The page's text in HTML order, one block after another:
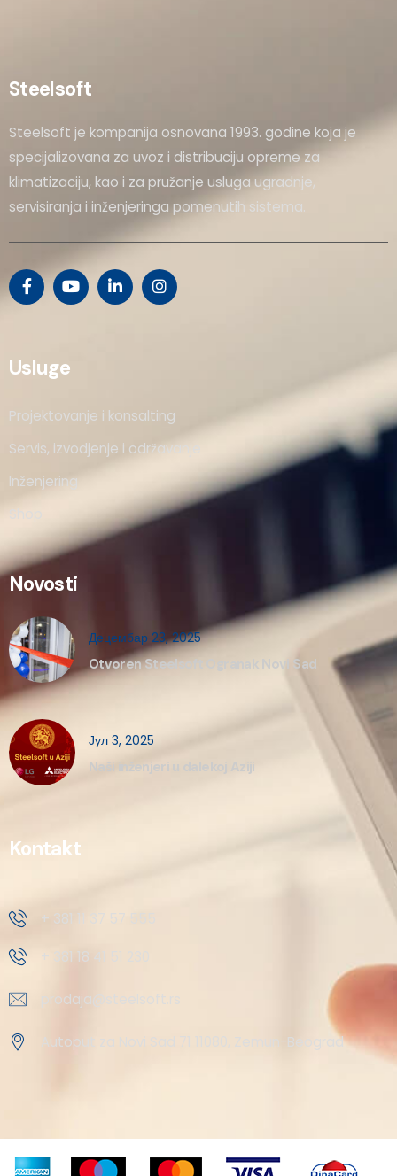
Steelsoft
Steelsoft je kompanija osnovana 1993. godine koja je
specijalizovana za uvoz i distribuciju opreme za
klimatizaciju, kao i za pružanje usluga ugradnje,
servisiranja i inženjeringa pomenutih sistema.
Usluge
Projektovanje i konsalting
Servis, izvodjenje i održavanje
Inženjering
Shop
Novosti
Децембар 23, 2025
Otvoren Steelsoft Ogranak Novi Sad
Јул 3, 2025
Naši inženjeri u dalekoj Aziji
Kontakt
+ 381 11 37 57 555
+ 381 18 41 51 230
prodaja@steelsoft.rs
Autoput za Novi Sad 71 11080, Zemun-Beograd